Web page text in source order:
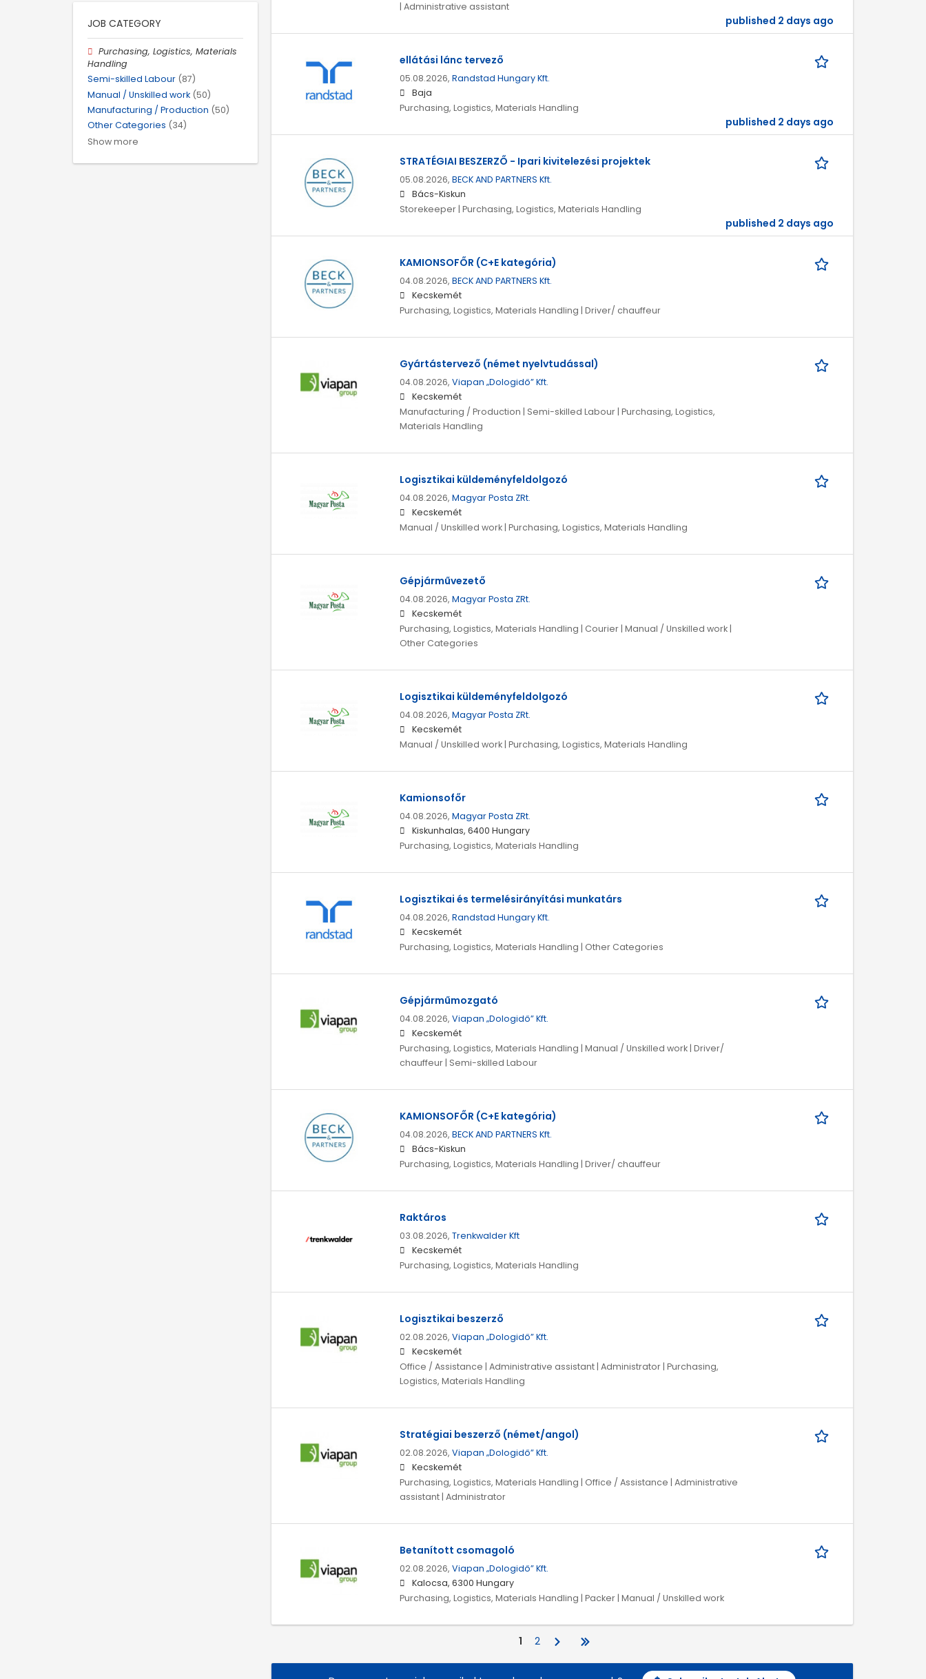
| Administrative assistant
published 2 days ago
ellátási lánc tervező
05.08.2026, Randstad Hungary Kft.
Baja
Purchasing, Logistics, Materials Handling
published 2 days ago
STRATÉGIAI BESZERZŐ - Ipari kivitelezési projektek
05.08.2026, BECK AND PARTNERS Kft.
Bács-Kiskun
Storekeeper | Purchasing, Logistics, Materials Handling
published 2 days ago
KAMIONSOFŐR (C+E kategória)
04.08.2026, BECK AND PARTNERS Kft.
Kecskemét
Purchasing, Logistics, Materials Handling | Driver/ chauffeur
Gyártástervező (német nyelvtudással)
04.08.2026, Viapan „Dologidő” Kft.
Kecskemét
Manufacturing / Production | Semi-skilled Labour | Purchasing, Logistics,
Materials Handling
Logisztikai küldeményfeldolgozó
04.08.2026, Magyar Posta ZRt.
Kecskemét
Manual / Unskilled work | Purchasing, Logistics, Materials Handling
Gépjárművezető
04.08.2026, Magyar Posta ZRt.
Kecskemét
Purchasing, Logistics, Materials Handling | Courier | Manual / Unskilled work |
Other Categories
Logisztikai küldeményfeldolgozó
04.08.2026, Magyar Posta ZRt.
Kecskemét
Manual / Unskilled work | Purchasing, Logistics, Materials Handling
Kamionsofőr
04.08.2026, Magyar Posta ZRt.
Kiskunhalas, 6400 Hungary
Purchasing, Logistics, Materials Handling
Logisztikai és termelésirányítási munkatárs
04.08.2026, Randstad Hungary Kft.
Kecskemét
Purchasing, Logistics, Materials Handling | Other Categories
Gépjárműmozgató
04.08.2026, Viapan „Dologidő” Kft.
Kecskemét
Purchasing, Logistics, Materials Handling | Manual / Unskilled work | Driver/
chauffeur | Semi-skilled Labour
KAMIONSOFŐR (C+E kategória)
04.08.2026, BECK AND PARTNERS Kft.
Bács-Kiskun
Purchasing, Logistics, Materials Handling | Driver/ chauffeur
Raktáros
03.08.2026, Trenkwalder Kft
Kecskemét
Purchasing, Logistics, Materials Handling
Logisztikai beszerző
02.08.2026, Viapan „Dologidő” Kft.
Kecskemét
Office / Assistance | Administrative assistant | Administrator | Purchasing,
Logistics, Materials Handling
Stratégiai beszerző (német/angol)
02.08.2026, Viapan „Dologidő” Kft.
Kecskemét
Purchasing, Logistics, Materials Handling | Office / Assistance | Administrative
assistant | Administrator
Betanított csomagoló
02.08.2026, Viapan „Dologidő” Kft.
Kalocsa, 6300 Hungary
Purchasing, Logistics, Materials Handling | Packer | Manual / Unskilled work
1 2
JOB CATEGORY
Purchasing, Logistics, Materials
Handling
Semi-skilled Labour (87)
Manual / Unskilled work (50)
Manufacturing / Production (50)
Other Categories (34)
Show more